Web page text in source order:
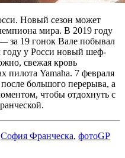
Новый сезон может
мира. В 2019 году
за 19 гонок Вале побывал
году у Росси новый шеф-
свежая кровь
пилота Yamaha. 7 февраля
большого перерыва, а
чтобы отдохнуть с
София Франческа, фотоGP